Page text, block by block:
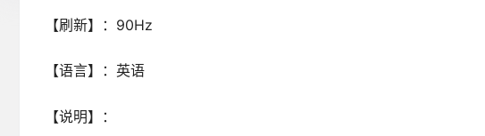
【刷新】：90Hz
【语言】：英语
【说明】：